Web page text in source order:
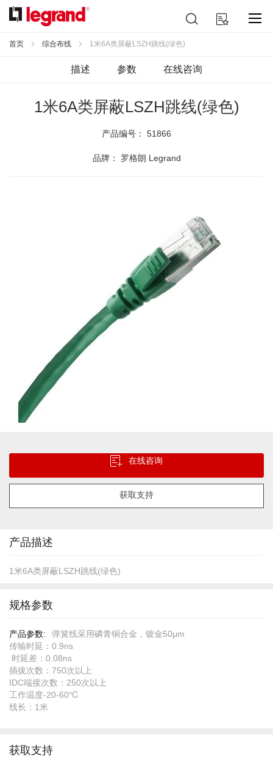
跳
到
容
我的购物车
索
首页 综合布线 1米6A类屏蔽LSZH跳线(绿色)
描述 参数 在线咨询
1米6A类屏蔽LSZH跳线(绿色)
产品编号： 51866
品牌： 罗格朗 Legrand
在线咨询
获取支持
像
的
头
产品描述
1米6A类屏蔽LSZH跳线(绿色)
规格参数
规
格
参
数
弹簧线采用磷青铜合金，镀金50μm
传输时延：0.9ns
时延差：0.08ns
插拔次数：750次以上
IDC端接次数：250次以上
工作温度-20-60℃
线长：1米
获取支持